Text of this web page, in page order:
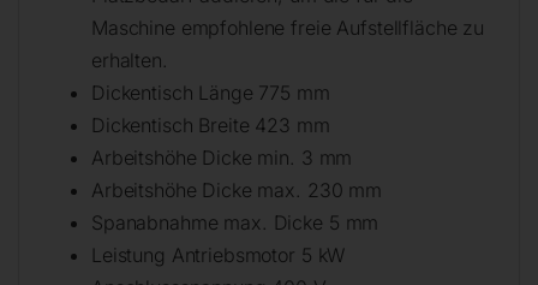
Maschine empfohlene freie Aufstellfläche zu
erhalten.
Dickentisch Länge 775 mm
Dickentisch Breite 423 mm
Arbeitshöhe Dicke min. 3 mm
Arbeitshöhe Dicke max. 230 mm
Spanabnahme max. Dicke 5 mm
Leistung Antriebsmotor 5 kW